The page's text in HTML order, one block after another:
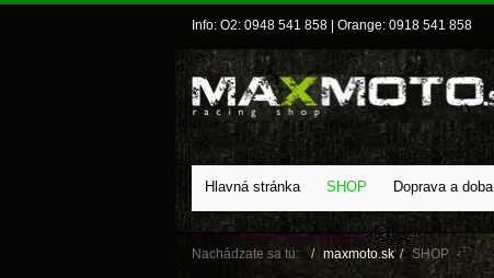
Info: O2: 0948 541 858 | Orange: 0918 541 858
Hlavná stránka SHOP Doprava a
Nachádzate sa tu: maxmoto.sk SHOP